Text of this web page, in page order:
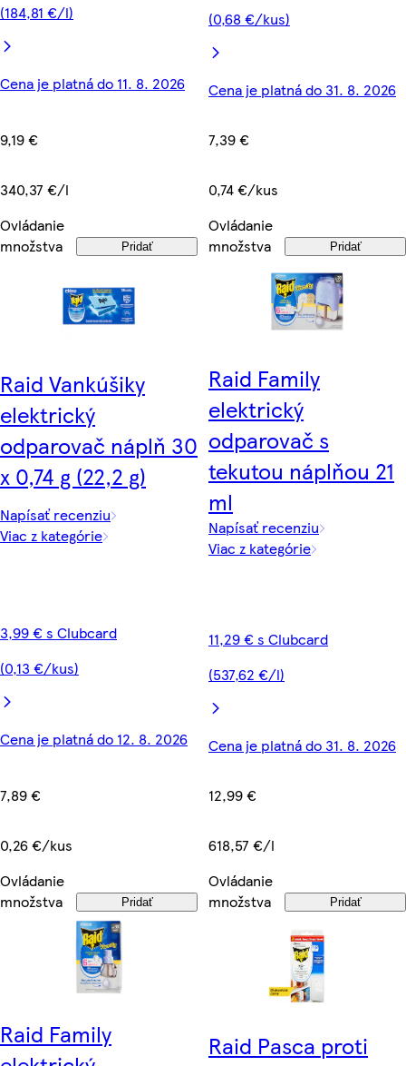
(184,81 €/l)
Cena je platná do 11. 8. 2026
9,19 €
340,37 €/l
Ovládanie
množstva
Pridať
(0,68 €/kus)
Cena je platná do 31. 8. 2026
7,39 €
0,74 €/kus
Ovládanie
množstva
Pridať
Raid Vankúšiky
elektrický
odparovač náplň 30
x 0,74 g (22,2 g)
Napísať recenziu
Viac z kategórie
3,99 € s Clubcard
(0,13 €/kus)
Cena je platná do 12. 8. 2026
7,89 €
0,26 €/kus
Ovládanie
množstva
Pridať
Raid Family
elektrický
odparovač s
tekutou náplňou 21
ml
Napísať recenziu
Viac z kategórie
11,29 € s Clubcard
(537,62 €/l)
Cena je platná do 31. 8. 2026
12,99 €
618,57 €/l
Ovládanie
množstva
Pridať
Raid Family
Raid Pasca proti